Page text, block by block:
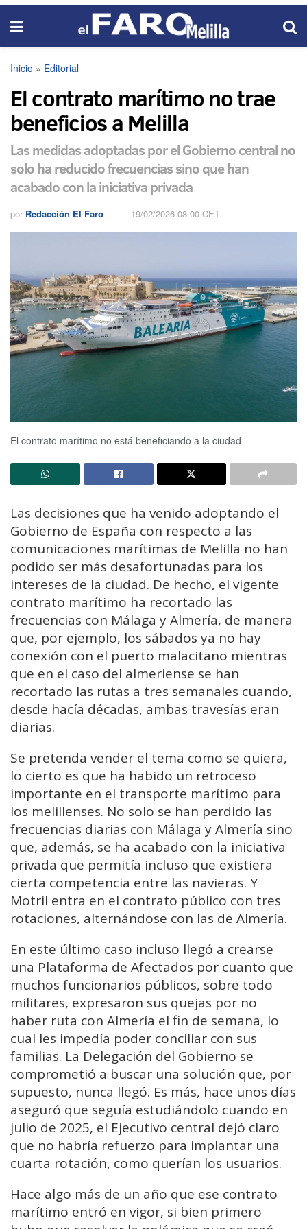
Inicio » Editorial
El contrato marítimo no trae
beneficios a Melilla
Las medidas adoptadas por el Gobierno central no
solo ha reducido frecuencias sino que han
acabado con la iniciativa privada
por Redacción El Faro 19/02/2026 08:00 CET
El contrato marítimo no está beneficiando a la ciudad
Las decisiones que ha venido adoptando el
Gobierno de España con respecto a las
comunicaciones marítimas de Melilla no han
podido ser más desafortunadas para los
intereses de la ciudad. De hecho, el vigente
contrato marítimo ha recortado las
frecuencias con Málaga y Almería, de manera
que, por ejemplo, los sábados ya no hay
conexión con el puerto malacitano mientras
que en el caso del almeriense se han
recortado las rutas a tres semanales cuando,
desde hacía décadas, ambas travesías eran
diarias.
Se pretenda vender el tema como se quiera,
lo cierto es que ha habido un retroceso
importante en el transporte marítimo para
los melillenses. No solo se han perdido las
frecuencias diarias con Málaga y Almería sino
que, además, se ha acabado con la iniciativa
privada que permitía incluso que existiera
cierta competencia entre las navieras. Y
Motril entra en el contrato público con tres
rotaciones, alternándose con las de Almería.
En este último caso incluso llegó a crearse
una Plataforma de Afectados por cuanto que
muchos funcionarios públicos, sobre todo
militares, expresaron sus quejas por no
haber ruta con Almería el fin de semana, lo
cual les impedía poder conciliar con sus
familias. La Delegación del Gobierno se
comprometió a buscar una solución que, por
supuesto, nunca llegó. Es más, hace unos días
aseguró que seguía estudiándolo cuando en
julio de 2025, el Ejecutivo central dejó claro
que no habría refuerzo para implantar una
cuarta rotación, como querían los usuarios.
Hace algo más de un año que ese contrato
marítimo entró en vigor, si bien primero